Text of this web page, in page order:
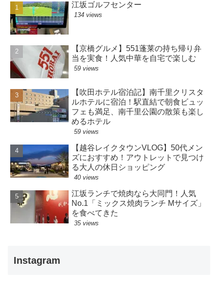
江坂ゴルフセンター
134 views
【京橋グルメ】551蓬莱の持ち帰り弁
当を実食！人気中華を自宅で楽しむ
59 views
【吹田ホテル宿泊記】南千里クリスタ
ルホテルに宿泊！駅直結で朝食ビュッ
フェも満足、南千里公園の散策も楽し
めるホテル
59 views
【越谷レイクタウンVLOG】50代メン
ズにおすすめ！アウトレットで見つけ
る大人の休日ショッピング
40 views
江坂ランチで焼肉なら大同門！人気
No.1「ミックス焼肉ランチ Mサイズ」
を食べてきた
35 views
Instagram